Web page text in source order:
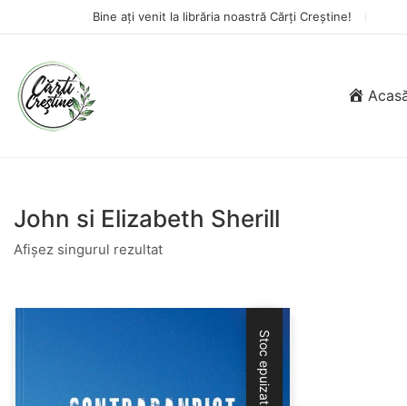
Bine ați venit la librăria noastră Cărți Creștine!
John si Elizabeth Sherill
Afișez singurul rezultat
Stoc epuizat